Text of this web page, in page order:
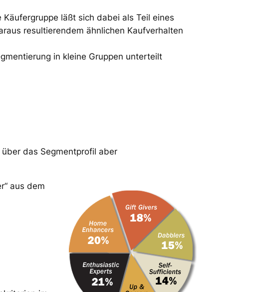
läßt sich dabei als Teil eines
resultierendem ähnlichen Kaufverhalten
in kleine Gruppen unterteilt
das Segmentprofil aber
aus dem